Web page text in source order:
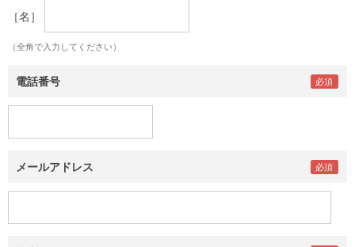
［名］
（全角で入力してください）
電話番号
メールアドレス